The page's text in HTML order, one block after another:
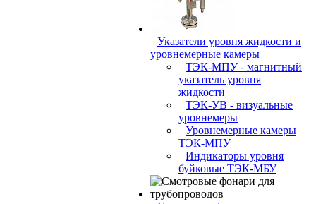
Указатели уровня жидкости и
уровнемерные камеры
ТЭК-МПУ - магнитный
указатель уровня
жидкости
ТЭК-УВ - визуальные
уровнемеры
Уровнемерные камеры
ТЭК-МПУ
Индикаторы уровня
буйковые ТЭК-МБУ